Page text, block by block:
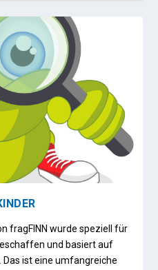
fragFINN wurde speziell für
und basiert auf
ist eine umfangreiche